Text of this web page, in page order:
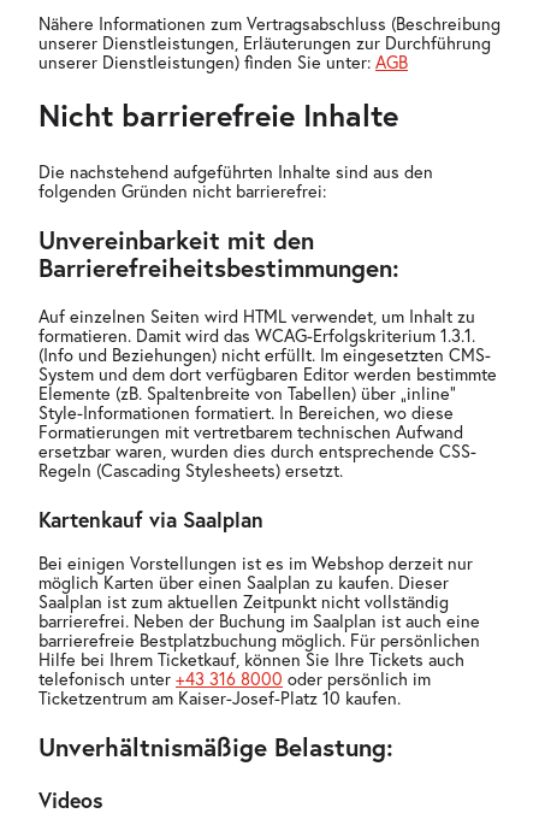
Nähere Informationen zum Vertragsabschluss (Beschreibung
unserer Dienstleistungen, Erläuterungen zur Durchführung
unserer Dienstleistungen) finden Sie unter: AGB
Nicht barrierefreie Inhalte
Die nachstehend aufgeführten Inhalte sind aus den
folgenden Gründen nicht barrierefrei:
Unvereinbarkeit mit den
Barrierefreiheitsbestimmungen:
Auf einzelnen Seiten wird HTML verwendet, um Inhalt zu
formatieren. Damit wird das WCAG-Erfolgskriterium 1.3.1.
(Info und Beziehungen) nicht erfüllt. Im eingesetzten CMS-
System und dem dort verfügbaren Editor werden bestimmte
Elemente (zB. Spaltenbreite von Tabellen) über „inline“
Style-Informationen formatiert. In Bereichen, wo diese
Formatierungen mit vertretbarem technischen Aufwand
ersetzbar waren, wurden dies durch entsprechende CSS-
Regeln (Cascading Stylesheets) ersetzt.
Kartenkauf via Saalplan
Bei einigen Vorstellungen ist es im Webshop derzeit nur
möglich Karten über einen Saalplan zu kaufen. Dieser
Saalplan ist zum aktuellen Zeitpunkt nicht vollständig
barrierefrei. Neben der Buchung im Saalplan ist auch eine
barrierefreie Bestplatzbuchung möglich. Für persönlichen
Hilfe bei Ihrem Ticketkauf, können Sie Ihre Tickets auch
telefonisch unter +43 316 8000 oder persönlich im
Ticketzentrum am Kaiser-Josef-Platz 10 kaufen.
Unverhältnismäßige Belastung:
Videos